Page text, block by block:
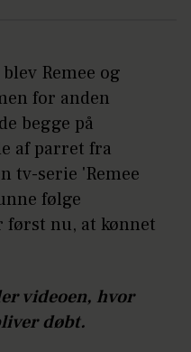
Remee og
for anden
begge på
af parret fra
tv-serie 'Remee
følge
først nu, at kønnet
videoen, hvor
døbt.